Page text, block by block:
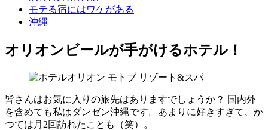
モテる宿にはワケがある
沖縄
オリオンビールが手がけるホテル！
皆さんはお気に入りの旅先はありますでしょうか？ 国内外
を含めても私はダンゼン沖縄です。あまりに好きすぎて、か
つては月2回訪れたことも（笑）。